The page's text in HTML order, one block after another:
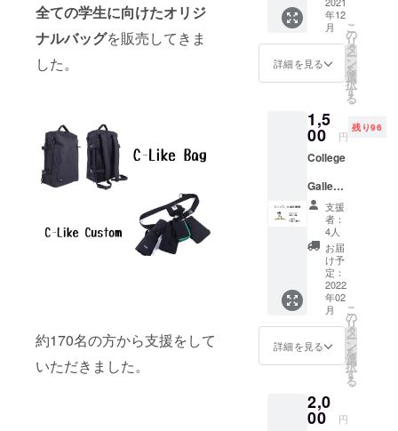
全ての学生に向けたオリジ
ナルバッグを販売してきま
した。
約170名の方から支援をして
いただきました。
を送り
ます。
年12
月
詳細を見る
こ
の
リ
タ
ー
ン
を
選
択
す
る
1,5
00 円
残り96
College
Gallery
ステッ
カー＋
お礼動
画 ■サ
イズ
縦：５
センチ
横：５
センチ
■素材
白塩ビ
（耐
水）
支援
者：
4人
お届
け予
定：
2022
年02
月
詳細を見る
こ
の
リ
タ
ー
ン
を
選
択
す
る
2,0
00 円